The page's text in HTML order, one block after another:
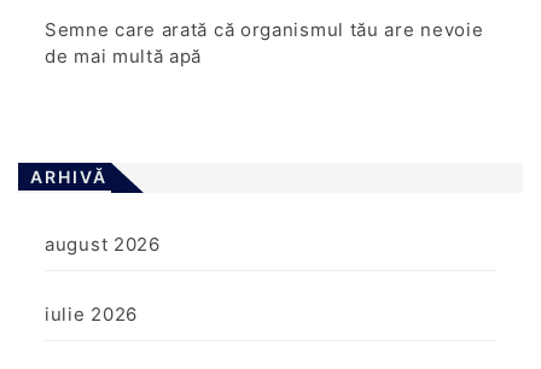
Semne care arată că organismul tău are nevoie
de mai multă apă
ARHIVĂ
august 2026
iulie 2026